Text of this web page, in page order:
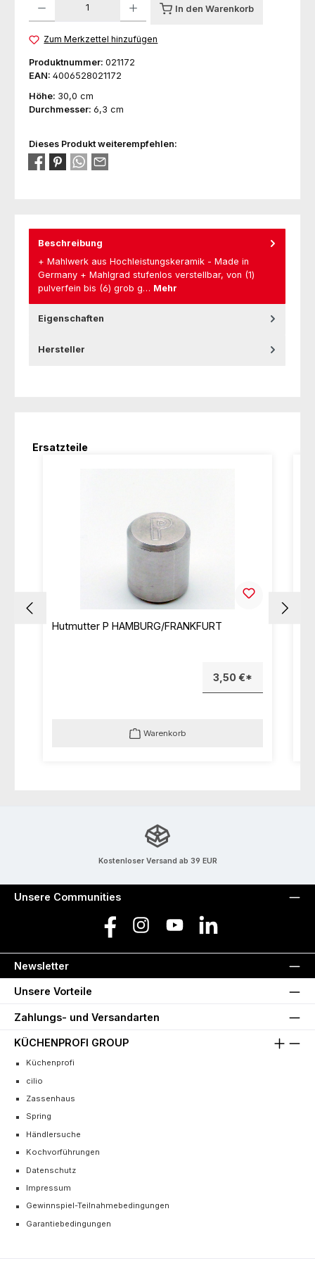
In den Warenkorb
Zum Merkzettel hinzufügen
Produktnummer: 021172
EAN: 4006528021172
Höhe: 30,0 cm
Durchmesser: 6,3 cm
Dieses Produkt weiterempfehlen:
Beschreibung
+ Mahlwerk aus Hochleistungskeramik - Made in
Germany + Mahlgrad stufenlos verstellbar, von (1)
pulverfein bis (6) grob g… Mehr
Eigenschaften
Hersteller
Produktgalerie überspringen
Ersatzteile
Hutmutter P HAMBURG/FRANKFURT
3,50 €*
Warenkorb
Kostenloser Versand ab 39 EUR
Unsere Communities
Facebook Instagram YouTube LinkedIn
Newsletter
Unsere Vorteile
Zahlungs- und Versandarten
KÜCHENPROFI GROUP
Küchenprofi
cilio
Zassenhaus
Spring
Händlersuche
Kochvorführungen
Datenschutz
Impressum
Gewinnspiel-Teilnahmebedingungen
Garantiebedingungen